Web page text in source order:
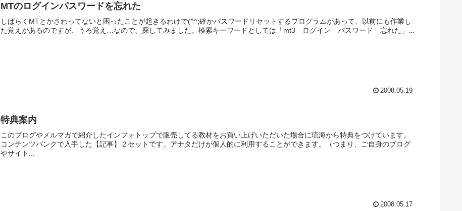
MTのログインパスワードを忘れた
しばらくMTとかさわってないと困ったことが起きるわけで(^^;確かパスワードリセットするプログラムがあって、以前にも作業し
た覚えがあるのですが、うろ覚え…なので、探してみました。検索キーワードとしては「mt3 ログイン パスワード 忘れた」...
2008.05.19
特典案内
このブログやメルマガで紹介したインフォトップで販売してる教材をお買い上げいただいた場合に琉海から特典をつけています。
コンテンツバンクで入手した【記事】２セットです。アナタだけが個人的に利用することができます。（つまり、ご自身のブログ
やサイト...
2008.05.17